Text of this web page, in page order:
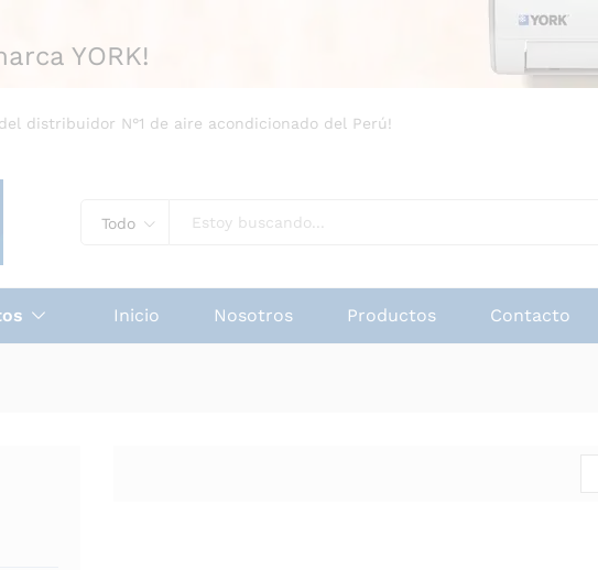
YORK!
distribuidor N°1 de aire acondicionado del Perú!
Todo
Inicio Nosotros Productos Contacto